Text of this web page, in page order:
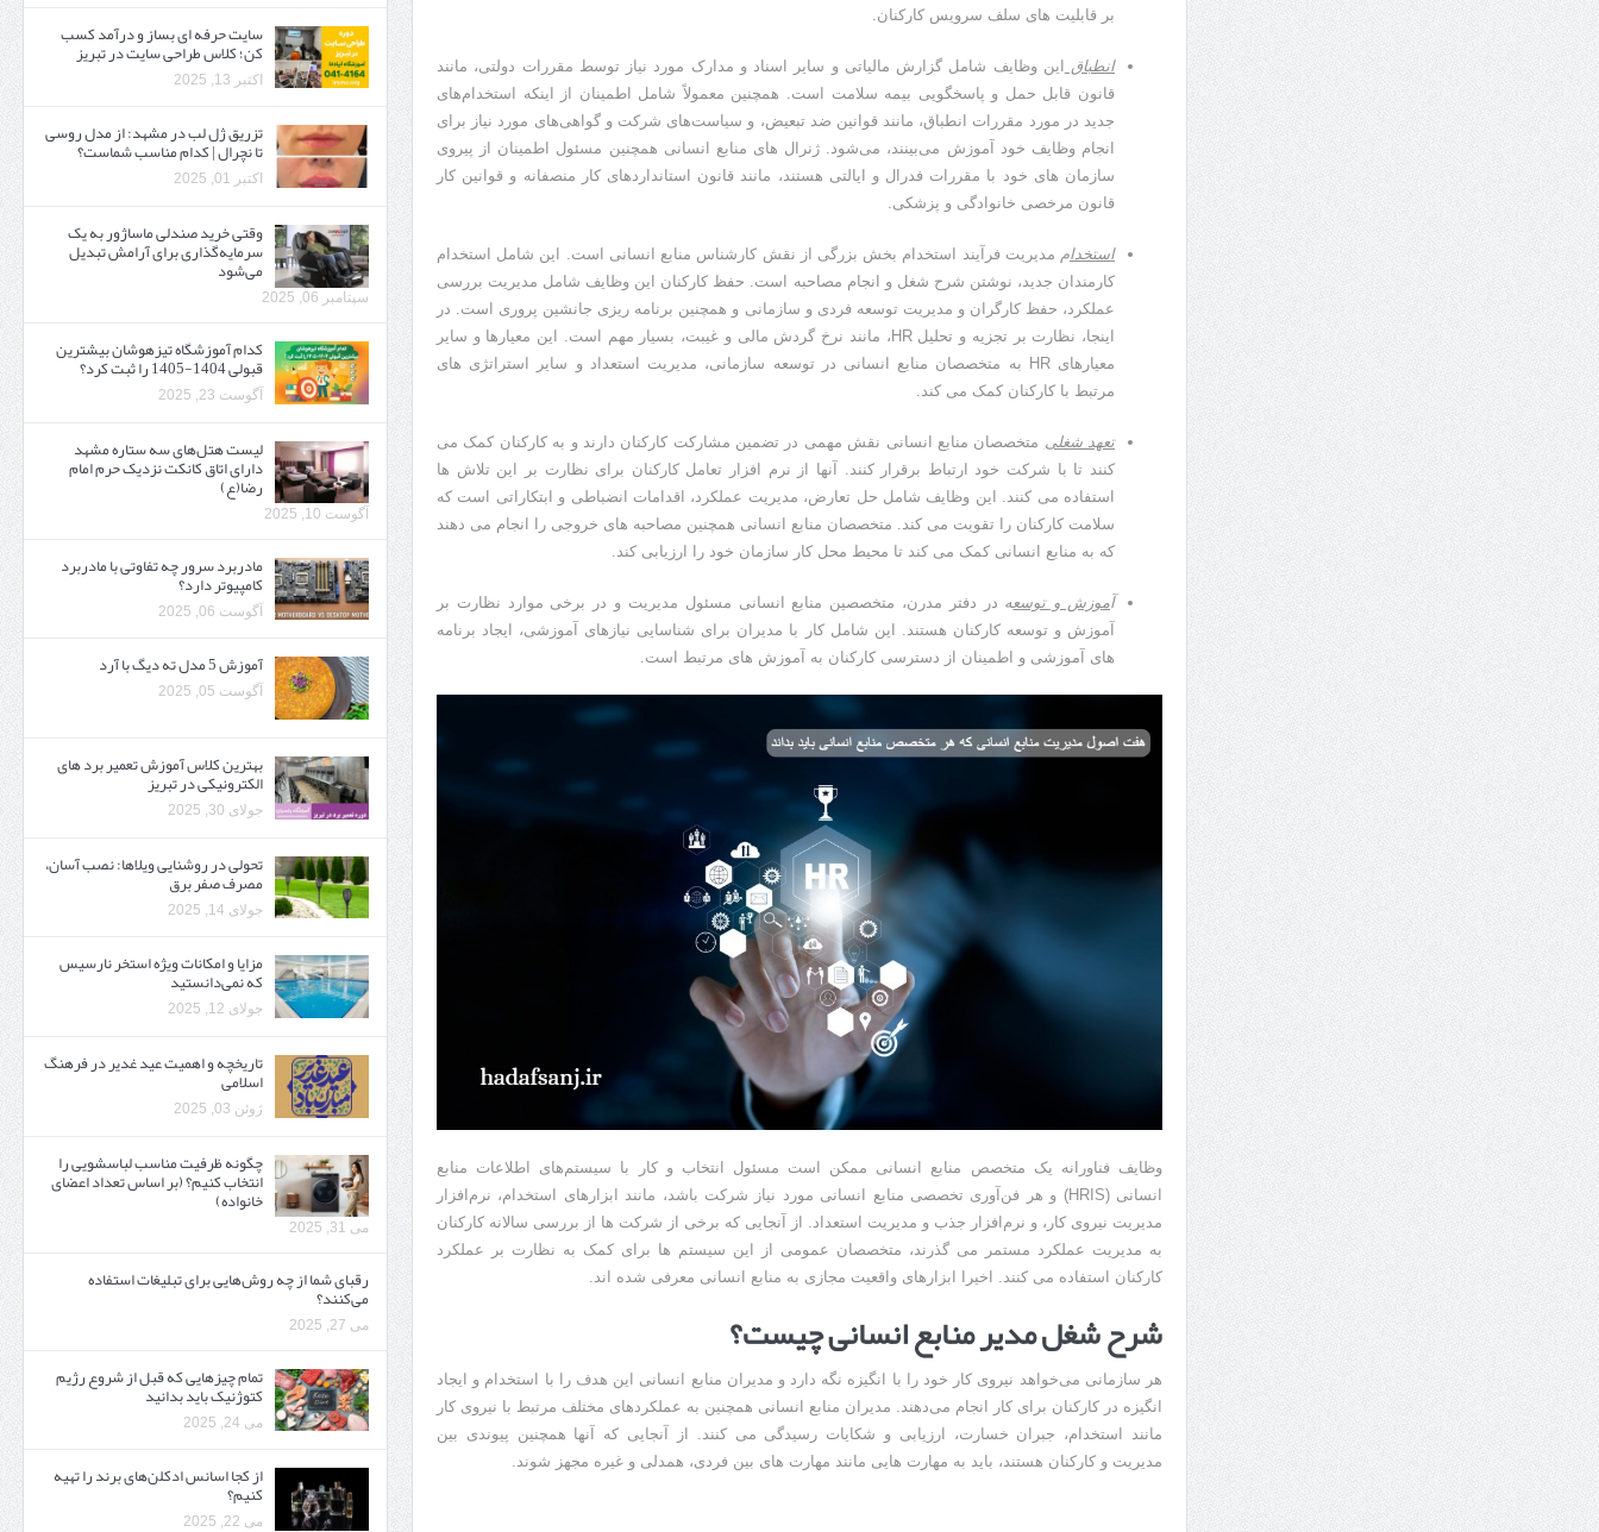
بر قابلیت های سلف سرویس کارکنان.
انطباق
این وظایف شامل گزارش مالیاتی و سایر اسناد و مدارک مورد نیاز توسط مقررات دولتی، مانند
قانون قابل حمل و پاسخگویی بیمه سلامت است. همچنین معمولاً شامل اطمینان از اینکه استخدام‌های
جدید در مورد مقررات انطباق، مانند قوانین ضد تبعیض، و سیاست‌های شرکت و گواهی‌های مورد نیاز برای
انجام وظایف خود آموزش می‌بینند، می‌شود. ژنرال های منابع انسانی همچنین مسئول اطمینان از پیروی
سازمان های خود با مقررات فدرال و ایالتی هستند، مانند قانون استانداردهای کار منصفانه و قوانین کار
قانون مرخصی خانوادگی و پزشکی.
استخدام مدیریت فرآیند استخدام بخش بزرگی از نقش کارشناس منابع انسانی است. این شامل استخدام
کارمندان جدید، نوشتن شرح شغل و انجام مصاحبه است. حفظ کارکنان این وظایف شامل مدیریت بررسی
عملکرد، حفظ کارگران و مدیریت توسعه فردی و سازمانی و همچنین برنامه ریزی جانشین پروری است. در
اینجا، نظارت بر تجزیه و تحلیل HR، مانند نرخ گردش مالی و غیبت، بسیار مهم است. این معیارها و سایر
معیارهای HR به متخصصان منابع انسانی در توسعه سازمانی، مدیریت استعداد و سایر استراتژی های
مرتبط با کارکنان کمک می کند.
تعهد شغلی متخصصان منابع انسانی نقش مهمی در تضمین مشارکت کارکنان دارند و به کارکنان کمک می
کنند تا با شرکت خود ارتباط برقرار کنند. آنها از نرم افزار تعامل کارکنان برای نظارت بر این تلاش ها
استفاده می کنند. این وظایف شامل حل تعارض، مدیریت عملکرد، اقدامات انضباطی و ابتکاراتی است که
سلامت کارکنان را تقویت می کند. متخصصان منابع انسانی همچنین مصاحبه های خروجی را انجام می دهند
که به منابع انسانی کمک می کند تا محیط محل کار سازمان خود را ارزیابی کند.
آموزش و توسعه در دفتر مدرن، متخصصین منابع انسانی مسئول مدیریت و در برخی موارد نظارت بر
آموزش و توسعه کارکنان هستند. این شامل کار با مدیران برای شناسایی نیازهای آموزشی، ایجاد برنامه
های آموزشی و اطمینان از دسترسی کارکنان به آموزش های مرتبط است.
وظایف فناورانه یک متخصص منابع انسانی ممکن است مسئول انتخاب و کار با سیستم‌های اطلاعات منابع
انسانی (HRIS) و هر فن‌آوری تخصصی منابع انسانی مورد نیاز شرکت باشد، مانند ابزارهای استخدام، نرم‌افزار
مدیریت نیروی کار، و نرم‌افزار جذب و مدیریت استعداد. از آنجایی که برخی از شرکت ها از بررسی سالانه کارکنان
به مدیریت عملکرد مستمر می گذرند، متخصصان عمومی از این سیستم ها برای کمک به نظارت بر عملکرد
کارکنان استفاده می کنند. اخیرا ابزارهای واقعیت مجازی به منابع انسانی معرفی شده اند.
شرح شغل مدیر منابع انسانی چیست؟
هر سازمانی می‌خواهد نیروی کار خود را با انگیزه نگه دارد و مدیران منابع انسانی این هدف را با استخدام و ایجاد
انگیزه در کارکنان برای کار انجام می‌دهند. مدیران منابع انسانی همچنین به عملکردهای مختلف مرتبط با نیروی کار
مانند استخدام، جبران خسارت، ارزیابی و شکایات رسیدگی می کنند. از آنجایی که آنها همچنین پیوندی بین
مدیریت و کارکنان هستند، باید به مهارت هایی مانند مهارت های بین فردی، همدلی و غیره مجهز شوند.
سایت حرفه ‌ای بساز و درآمد کسب
کن؛ کلاس طراحی سایت در تبریز
اکتبر 13, 2025
تزریق ژل لب در مشهد: از مدل روسی
تا نچرال | کدام مناسب شماست؟
اکتبر 01, 2025
وقتی خرید صندلی ماساژور به یک
سرمایه‌گذاری برای آرامش تبدیل
می‌شود
سپتامبر 06, 2025
کدام آموزشگاه تیزهوشان بیشترین
قبولی 1404-1405 را ثبت کرد؟
آگوست 23, 2025
لیست هتل‌های سه ستاره مشهد
دارای اتاق کانکت نزدیک حرم امام
رضا(ع)
آگوست 10, 2025
مادربرد سرور چه تفاوتی با مادربرد
کامپیوتر دارد؟
آگوست 06, 2025
آموزش 5 مدل ته دیگ با آرد
آگوست 05, 2025
بهترین کلاس آموزش تعمیر برد های
الکترونیکی در تبریز
جولای 30, 2025
تحولی در روشنایی ویلاها: نصب آسان،
مصرف صفر برق
جولای 14, 2025
مزایا و امکانات ویژه استخر نارسیس
که نمی‌دانستید
جولای 12, 2025
تاریخچه و اهمیت عید غدیر در فرهنگ
اسلامی
ژوئن 03, 2025
چگونه ظرفیت مناسب لباسشویی را
انتخاب کنیم؟ (بر اساس تعداد اعضای
خانواده)
می 31, 2025
رقبای شما از چه روش‌هایی برای تبلیغات استفاده
می‌کنند؟
می 27, 2025
تمام چیزهایی که قبل از شروع رژیم
کتوژنیک باید بدانید‎
می 24, 2025
از کجا اسانس ادکلن‌های برند را تهیه
کنیم؟
می 22, 2025